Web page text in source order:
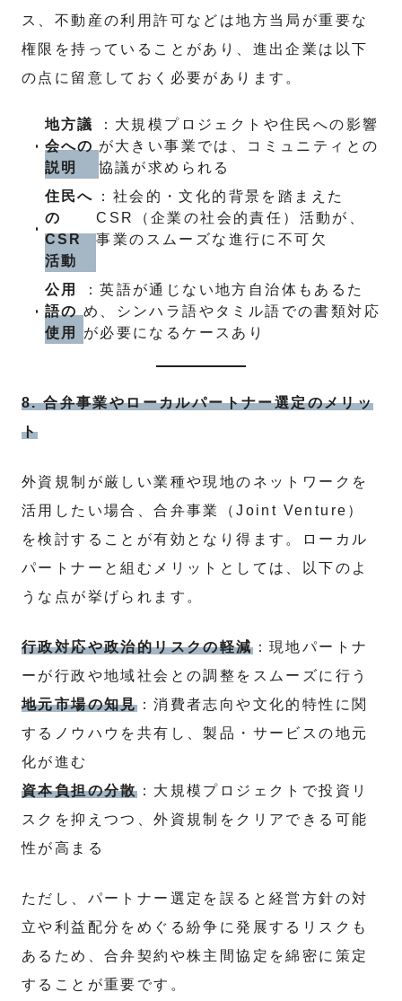
ス、不動産の利用許可などは地方当局が重要な
権限を持っていることがあり、進出企業は以下
の点に留意しておく必要があります。
地方議
会への
説明
：大規模プロジェクトや住民への影響
が大きい事業では、コミュニティとの
協議が求められる
住民へ
の
CSR
活動
：社会的・文化的背景を踏まえた
CSR（企業の社会的責任）活動が、
事業のスムーズな進行に不可欠
公用
語の
使用
：英語が通じない地方自治体もあるた
め、シンハラ語やタミル語での書類対応
が必要になるケースあり
8. 合弁事業やローカルパートナー選定のメリッ
ト
外資規制が厳しい業種や現地のネットワークを
活用したい場合、合弁事業（Joint Venture）
を検討することが有効となり得ます。ローカル
パートナーと組むメリットとしては、以下のよ
うな点が挙げられます。
行政対応や政治的リスクの軽減：現地パートナ
ーが行政や地域社会との調整をスムーズに行う
地元市場の知見：消費者志向や文化的特性に関
するノウハウを共有し、製品・サービスの地元
化が進む
資本負担の分散：大規模プロジェクトで投資リ
スクを抑えつつ、外資規制をクリアできる可能
性が高まる
ただし、パートナー選定を誤ると経営方針の対
立や利益配分をめぐる紛争に発展するリスクも
あるため、合弁契約や株主間協定を綿密に策定
することが重要です。